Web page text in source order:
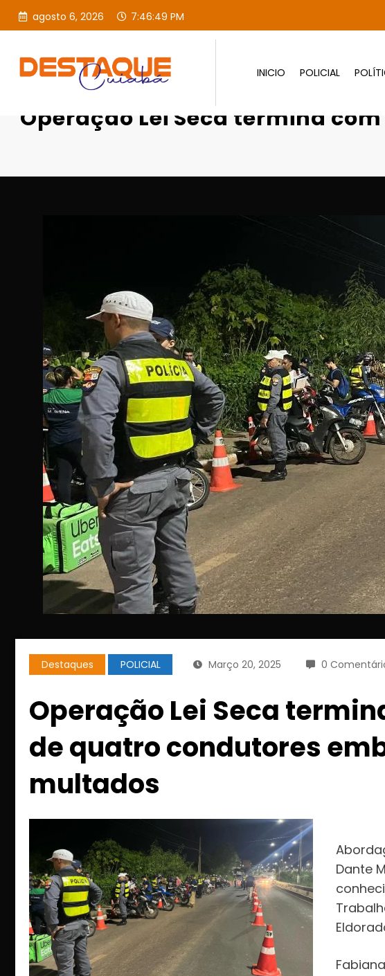
agosto 6, 2026 7:46:50 PM
INICIO POLICIAL
Página inicial Destaques Operação Lei
Operação Lei Seca termina
Destaques POLICIAL Março 20, 2025 0
Operação Lei Seca
de quatro condutores
multados
Dante